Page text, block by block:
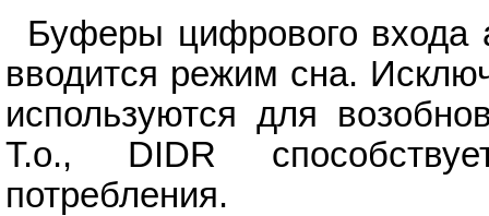
Буферы цифрового входа
вводится режим сна.
используются для
Т.о., DIDR
потребления.